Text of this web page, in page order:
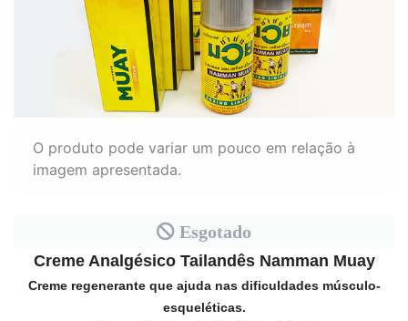
O produto pode variar um pouco em relação à
imagem apresentada.
Esgotado
Creme Analgésico Tailandês Namman Muay
Creme regenerante que ajuda nas dificuldades músculo-
esqueléticas.